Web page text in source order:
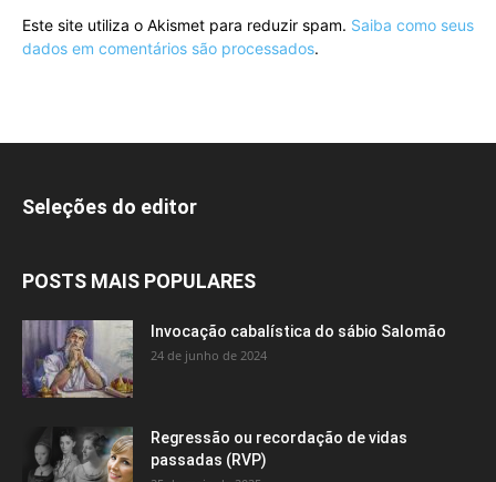
Este site utiliza o Akismet para reduzir spam. Saiba como seus
dados em comentários são processados.
Seleções do editor
POSTS MAIS POPULARES
Invocação cabalística do sábio Salomão
24 de junho de 2024
Regressão ou recordação de vidas
passadas (RVP)